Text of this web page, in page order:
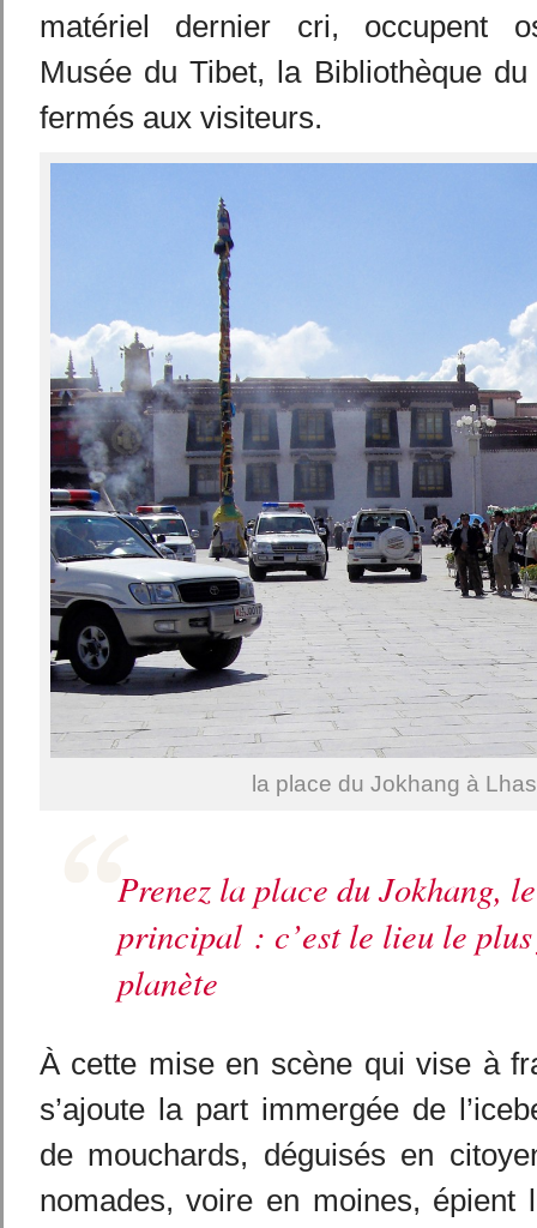
matériel dernier cri, occupent
Musée du Tibet, la Bibliothèque
fermés aux visiteurs.
la place du Jokhang à
Prenez la place du Jokhang,
principal : c’est le lieu le
planète
À cette mise en scène qui vise à
s’ajoute la part immergée de
de mouchards, déguisés en
nomades, voire en moines, épient